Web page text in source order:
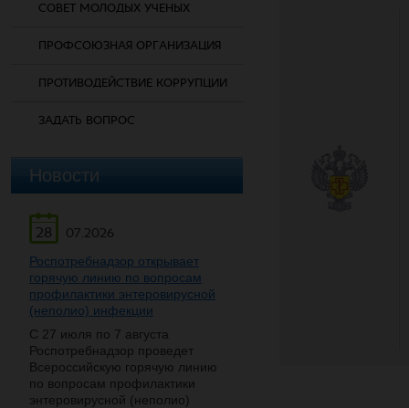
СОВЕТ МОЛОДЫХ УЧЕНЫХ
ПРОФСОЮЗНАЯ ОРГАНИЗАЦИЯ
ПРОТИВОДЕЙСТВИЕ КОРРУПЦИИ
ЗАДАТЬ ВОПРОС
Новости
28
07.2026
Роспотребнадзор открывает
горячую линию по вопросам
профилактики энтеровирусной
(неполио) инфекции
С 27 июля по 7 августа
Роспотребнадзор проведет
Всероссийскую горячую линию
по вопросам профилактики
энтеровирусной (неполио)